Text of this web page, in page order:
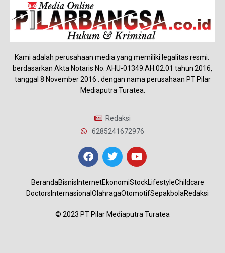
Kami adalah perusahaan media yang memiliki legalitas resmi.
berdasarkan Akta Notaris No. AHU-01349.AH.02.01 tahun 2016,
tanggal 8 November 2016 . dengan nama perusahaan PT Pilar
Mediaputra Turatea.
Redaksi
6285241672976
BerandaBisnis InternetEkonomiStockLifestyleChildcare
Doctors Internasional OlahragaOtomotifSepakbolaRedaksi
© 2023 PT Pilar Mediaputra Turatea